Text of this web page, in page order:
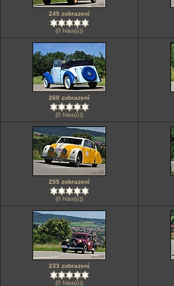
245 zobrazení
(0 hlas(ů))
260 zobrazení
(0 hlas(ů))
255 zobrazení
(0 hlas(ů))
233 zobrazení
(0 hlas(ů))